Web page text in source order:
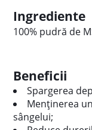
Ingrediente
100% pudră de
Beneficii
Spargerea
Menținerea
sângelui;